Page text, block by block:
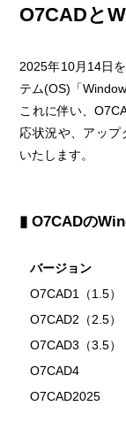
O7CADと
2025年10月14日
テム(OS)「
これに伴い、
応状況や、アップ
いたします。
▮ O7CADの
バージョン
O7CAD1（1.5）
O7CAD2（2.5）
O7CAD3（3.5）
O7CAD4
O7CAD2025